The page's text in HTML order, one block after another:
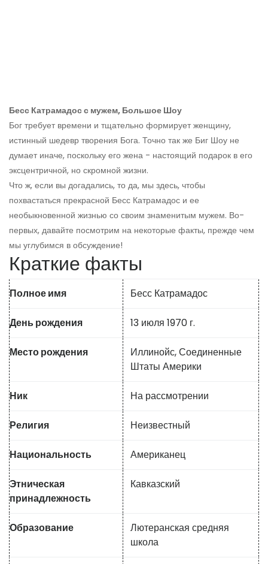
Бесс Катрамадос с мужем, Большое Шоу
Бог требует времени и тщательно формирует женщину,
истинный шедевр творения Бога. Точно так же Биг Шоу не
думает иначе, поскольку его жена - настоящий подарок в его
эксцентричной, но скромной жизни.
Что ж, если вы догадались, то да, мы здесь, чтобы
похвастаться прекрасной Бесс Катрамадос и ее
необыкновенной жизнью со своим знаменитым мужем. Во-
первых, давайте посмотрим на некоторые факты, прежде чем
мы углубимся в обсуждение!
Краткие факты
Полное имя Бесс Катрамадос
День рождения 13 июля 1970 г.
Место рождения
Иллинойс, Соединенные
Штаты Америки
Ник На рассмотрении
Религия Неизвестный
Национальность Американец
Этническая
принадлежность
Кавказский
Образование
Лютеранская средняя
школа